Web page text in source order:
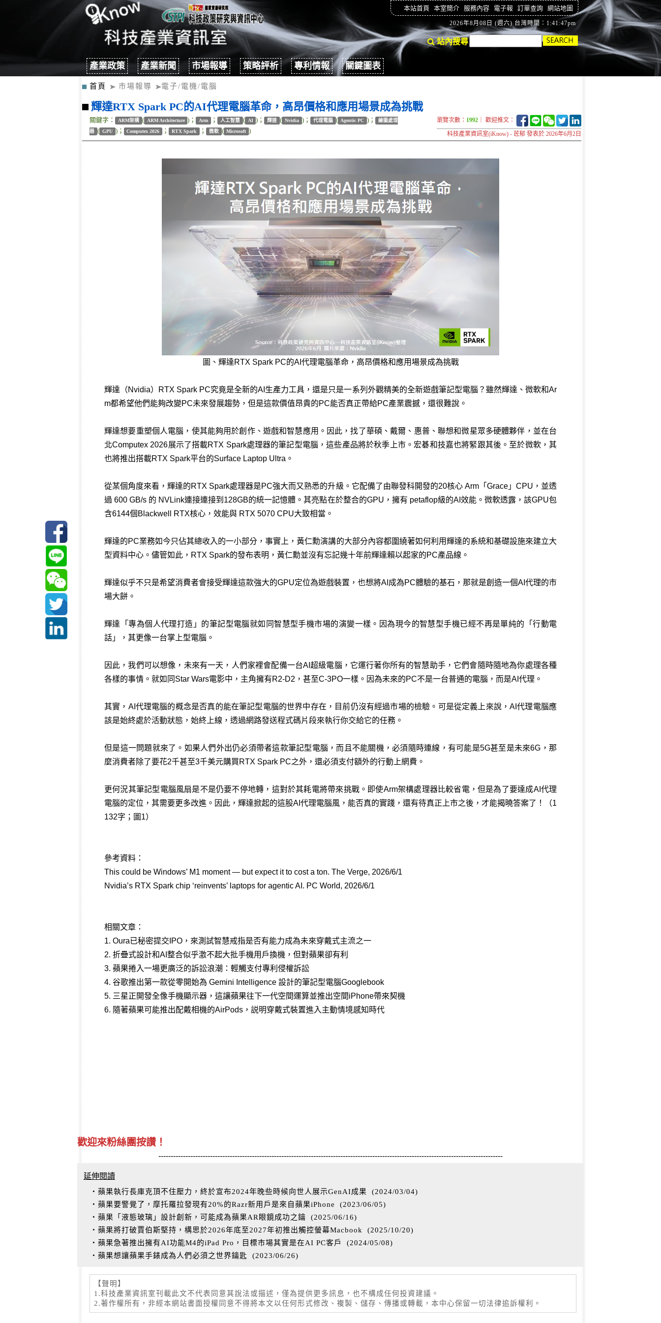
本站首頁 本室簡介 服務內容 電子報 訂單查詢 網站地圖
2026年8月08日 (週六) 台灣時間：1:41:48pm
站內搜尋
產業政策 產業新聞 市場報導 策略評析 專利情報 關鍵圖表
首頁 市場報導 電子/電機/電腦
輝達RTX Spark PC的AI代理電腦革命，高昂價格和應用場景成為挑戰
關鍵字： ARM架構 ( ARM Architecture )； Arm ； 人工智慧 ( AI )； 輝達 ( Nvidia )； 代理電腦 ( Agentic PC )； 繪圖處理
器 ( GPU )； Computex 2026 ； RTX Spark ； 微軟 ( Microsoft )
瀏覽次數： 1992 ｜ 歡迎推文：
科技產業資訊室(iKnow) - 茋郁 發表於 2026年6月2日
圖、輝達RTX Spark PC的AI代理電腦革命，高昂價格和應用場景成為挑戰
輝達（Nvidia）RTX Spark PC究竟是全新的AI生產力工具，還是只是一系列外觀精美的全新遊戲筆記型電腦？雖然輝達、微軟和Ar
m都希望他們能夠改變PC未來發展趨勢，但是這款價值昂貴的PC能否真正帶給PC產業震撼，還很難說。
輝達想要重塑個人電腦，使其能夠用於創作、遊戲和智慧應用。因此，找了華碩、戴爾、惠普、聯想和微星眾多硬體夥伴，並在台
北Computex 2026展示了搭載RTX Spark處理器的筆記型電腦，這些產品將於秋季上市。宏碁和技嘉也將緊跟其後。至於微軟，其
也將推出搭載RTX Spark平台的Surface Laptop Ultra。
從某個角度來看，輝達的RTX Spark處理器是PC強大而又熟悉的升級。它配備了由聯發科開發的20核心 Arm「Grace」CPU，並透
過 600 GB/s 的 NVLink連接連接到128GB的​​統一記憶體。其亮點在於整合的GPU，擁有 petaflop級的AI效能。微軟透露，該GPU包
含6144個Blackwell RTX核心，效能與 RTX 5070 CPU大致相當。
輝達的PC業務如今只佔其總收入的一小部分，事實上，黃仁勳演講的大部分內容都圍繞著如何利用輝達的系統和基礎設施來建立大
型資料中心。儘管如此，RTX Spark的發布表明，黃仁勳並沒有忘記幾十年前輝達賴以起家的PC產品線。
輝達似乎不只是希望消費者會接受輝達這款強大的GPU定位為遊戲裝置，也想將AI成為PC體驗的基石，那就是創造一個AI代理的市
場大餅。
輝達「專為個人代理打造」的筆記型電腦就如同智慧型手機市場的演變一樣。因為現今的智慧型手機已經不再是單純的「行動電
話」，其更像一台掌上型電腦。
因此，我們可以想像，未來有一天，人們家裡會配備一台AI超級電腦，它運行著你所有的智慧助手，它們會隨時隨地為你處理各種
各樣的事情。就如同Star Wars電影中，主角擁有R2-D2，甚至C-3PO一樣。因為未來的PC不是一台普通的電腦，而是AI代理。
其實，AI代理電腦的概念是否真的能在筆記型電腦的世界中存在，目前仍沒有經過市場的檢驗。可是從定義上來說，AI代理電腦應
該是始終處於活動狀態，始終上線，透過網路發送程式碼片段來執行你交給它的任務。
但是這一問題就來了。如果人們外出仍必須帶者這款筆記型電腦，而且不能關機，必須隨時連線，有可能是5G甚至是未來6G，那
麼消費者除了要花2千甚至3千美元購買RTX Spark PC之外，還必須支付額外的行動上網費。
更何況其筆記型電腦風扇是不是仍要不停地轉，這對於其耗電將帶來挑戰。即使Arm架構處理器比較省電，但是為了要達成AI代理
電腦的定位，其需要更多改進。因此，輝達掀起的這股AI代理電腦風，能否真的實踐，還有待真正上市之後，才能揭曉答案了！（1
132字；圖1）
參考資料：
This could be Windows’ M1 moment — but expect it to cost a ton. The Verge, 2026/6/1
Nvidia’s RTX Spark chip ‘reinvents’ laptops for agentic AI. PC World, 2026/6/1
相關文章：
1. Oura已秘密提交IPO，來測試智慧戒指是否有能力成為未來穿戴式主流之一
2. 折疊式設計和AI整合似乎激不起大批手機用戶換機，但對蘋果卻有利
3. 蘋果捲入一場更廣泛的訴訟浪潮：輕觸支付專利侵權訴訟
4. 谷歌推出第一款從零開始為 Gemini Intelligence 設計的筆記型電腦Googlebook
5. 三星正開發全像手機顯示器，這讓蘋果往下一代空間運算並推出空間iPhone帶來契機
6. 隨著蘋果可能推出配戴相機的AirPods，説明穿戴式裝置進入主動情境感知時代
歡迎來粉絲團按讚！
--------------------------------------------------------------------------------------------------------------------------------------------
延伸閱讀
‧蘋果執行長庫克頂不住壓力，終於宣布2024年晚些時候向世人展示GenAI成果 (2024/03/04)
‧蘋果要警覺了，摩托羅拉發現有20%的Razr新用戶是來自蘋果iPhone
(2023/06/05)
‧蘋果「液態玻璃」設計創新，可能成為蘋果AR眼鏡成功之鑰 (2025/06/16)
‧蘋果將打破賈伯斯堅持，構思於2026年底至2027年初推出觸控螢幕Macbook
(2025/10/20)
‧蘋果急著推出擁有AI功能M4的iPad Pro，目標市場其實是在AI PC客戶
(2024/05/08)
‧蘋果想讓蘋果手錶成為人們必須之世界鑰匙
(2023/06/26)
【聲明】
1.科技產業資訊室刊載此文不代表同意其說法或描述，僅為提供更多訊息，也不構成任何投資建議。
2.著作權所有，非經本網站書面授權同意不得將本文以任何形式修改、複製、儲存、傳播或轉載，本中心保留一切法律追訴權利。